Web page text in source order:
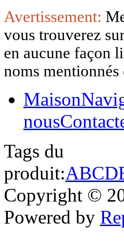
Avertissement:
vous trouverez
en aucune façon
noms mentionnés
Maison
nous
Tags du
produit:ABCD
Copyright ©
Powered by